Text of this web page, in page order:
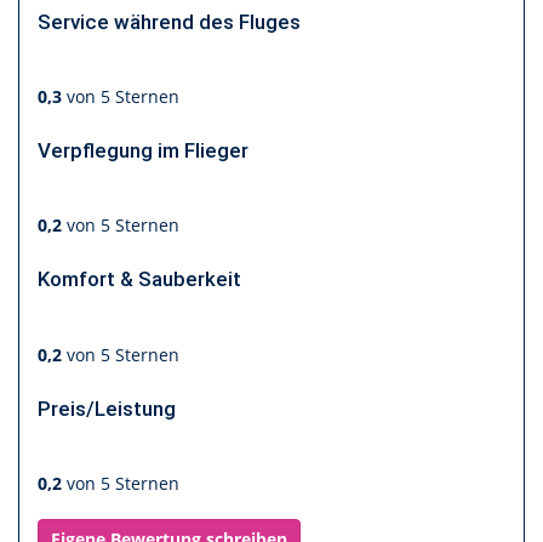
Service während des Fluges
0,3 von 5 Sternen
Verpflegung im Flieger
0,2 von 5 Sternen
Komfort & Sauberkeit
0,2 von 5 Sternen
Preis/Leistung
0,2 von 5 Sternen